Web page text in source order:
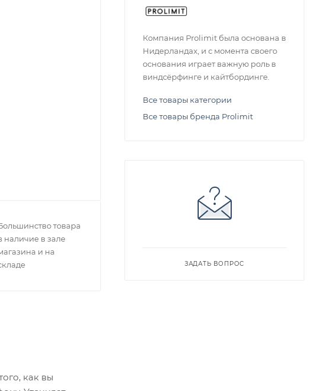
товара
наличие в зале
и на
как вы
Компания Prolimit была основана в
Нидерландах, и с момента своего
основания играет важную роль в
виндсёрфинге и кайтбординге.
Все товары категории
Все товары бренда Prolimit
ЗАДАТЬ ВОПРОС